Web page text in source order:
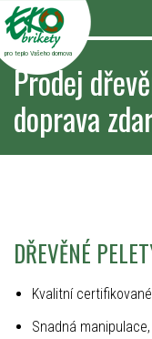
pro teplo Vašeho domova
Prodej
doprava
DŘEVĚNÉ
Kvalitní
Snadná